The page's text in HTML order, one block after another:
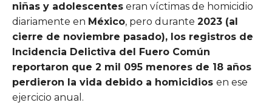
niñas y adolescentes eran víctimas de homicidio
diariamente en México, pero durante 2023 (al
cierre de noviembre pasado), los registros de
Incidencia Delictiva del Fuero Común
reportaron que 2 mil 095 menores de 18 años
perdieron la vida debido a homicidios en ese
ejercicio anual.